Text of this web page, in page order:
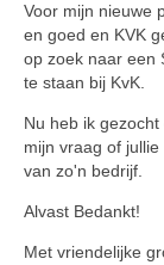
Voor mijn nieuwe
en goed en KVK
op zoek naar een
te staan bij KvK.
Nu heb ik
mijn vraag of
van zo'n bedrijf.
Alvast Bedankt!
Met vriendelijke